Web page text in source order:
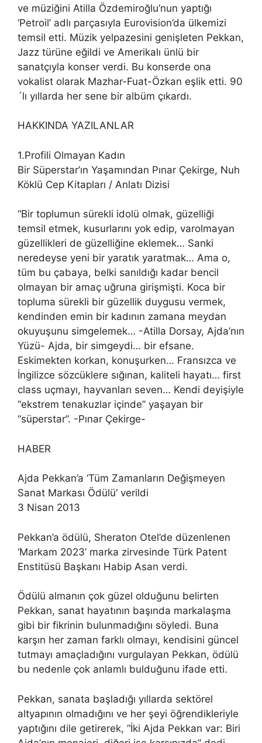
ve müziğini Atilla Özdemiroğlu’nun yaptığı
‘Petroil’ adlı parçasıyla Eurovision’da ülkemizi
temsil etti. Müzik yelpazesini genişleten Pekkan,
Jazz türüne eğildi ve Amerikalı ünlü bir
sanatçıyla konser verdi. Bu konserde ona
vokalist olarak Mazhar-Fuat-Özkan eşlik etti. 90
´lı yıllarda her sene bir albüm çıkardı.
HAKKINDA YAZILANLAR
1.Profili Olmayan Kadın
Bir Süperstar’ın Yaşamından Pınar Çekirge, Nuh
Köklü Cep Kitapları / Anlatı Dizisi
“Bir toplumun sürekli idolü olmak, güzelliği
temsil etmek, kusurlarını yok edip, varolmayan
güzellikleri de güzelliğine eklemek… Sanki
neredeyse yeni bir yaratık yaratmak… Ama o,
tüm bu çabaya, belki sanıldığı kadar bencil
olmayan bir amaç uğruna girişmişti. Koca bir
topluma sürekli bir güzellik duygusu vermek,
kendinden emin bir kadının zamana meydan
okuyuşunu simgelemek… -Atilla Dorsay, Ajda’nın
Yüzü- Ajda, bir simgeydi… bir efsane.
Eskimekten korkan, konuşurken… Fransızca ve
İngilizce sözcüklere sığınan, kaliteli hayatı… first
class uçmayı, hayvanları seven… Kendi deyişiyle
“ekstrem tenakuzlar içinde” yaşayan bir
“süperstar”. -Pınar Çekirge-
HABER
Ajda Pekkan’a ‘Tüm Zamanların Değişmeyen
Sanat Markası Ödülü’ verildi
3 Nisan 2013
Pekkan’a ödülü, Sheraton Otel’de düzenlenen
‘Markam 2023’ marka zirvesinde Türk Patent
Enstitüsü Başkanı Habip Asan verdi.
Ödülü almanın çok güzel olduğunu belirten
Pekkan, sanat hayatının başında markalaşma
gibi bir fikrinin bulunmadığını söyledi. Buna
karşın her zaman farklı olmayı, kendisini güncel
tutmayı amaçladığını vurgulayan Pekkan, ödülü
bu nedenle çok anlamlı bulduğunu ifade etti.
Pekkan, sanata başladığı yıllarda sektörel
altyapının olmadığını ve her şeyi öğrendikleriyle
yaptığını dile getirerek, ”İki Ajda Pekkan var: Biri